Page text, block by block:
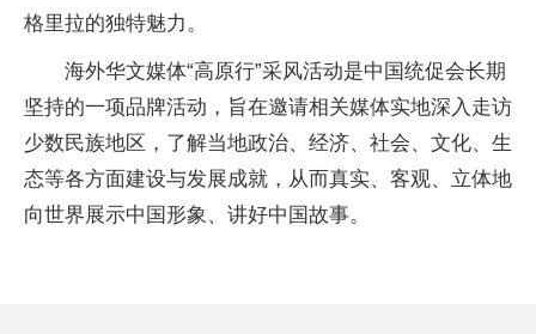
格里拉的独特魅力。
海外华文媒体“高原行”采风活动是中国统促会长期
坚持的一项品牌活动，旨在邀请相关媒体实地深入走访
少数民族地区，了解当地政治、经济、社会、文化、生
态等各方面建设与发展成就，从而真实、客观、立体地
向世界展示中国形象、讲好中国故事。